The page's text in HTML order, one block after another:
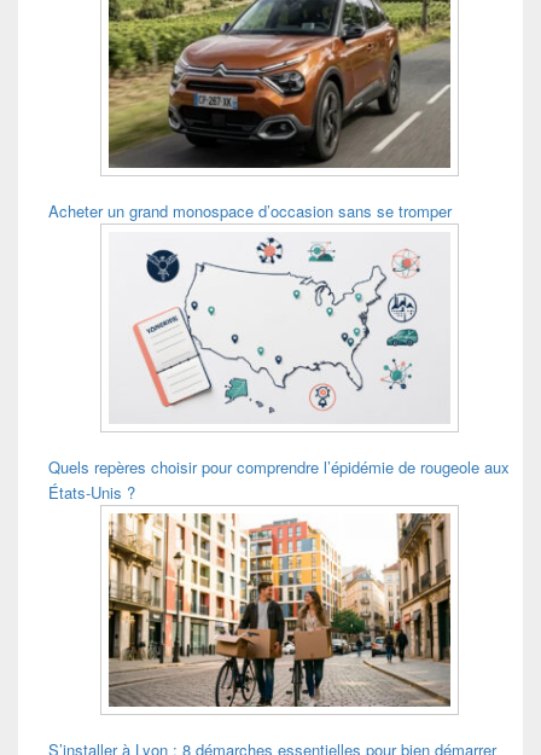
Acheter un grand monospace d’occasion sans se tromper
Quels repères choisir pour comprendre l’épidémie de rougeole aux
États-Unis ?
S’installer à Lyon : 8 démarches essentielles pour bien démarrer